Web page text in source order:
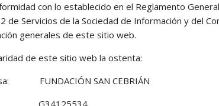
con lo establecido en el Reglamento
de Servicios de la Sociedad de Información y del
generales de este sitio web.
de este sitio web la ostenta:
FUNDACIÓN SAN CEBRIÁN
G34125534